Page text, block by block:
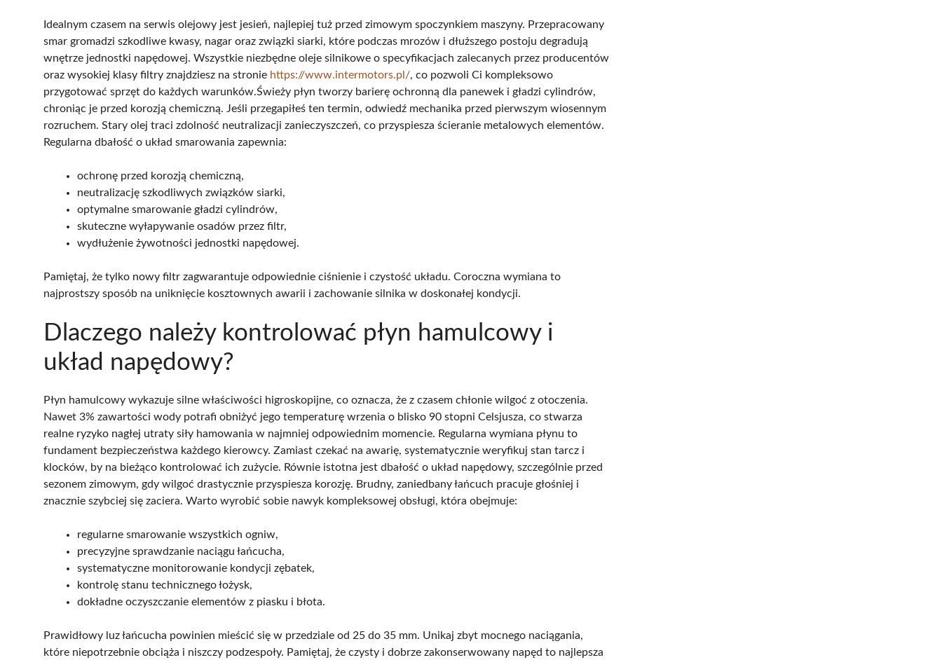
Idealnym czasem na serwis olejowy jest jesień, najlepiej tuż przed zimowym spoczynkiem maszyny. Przepracowany
smar gromadzi szkodliwe kwasy, nagar oraz związki siarki, które podczas mrozów i dłuższego postoju degradują
wnętrze jednostki napędowej. Wszystkie niezbędne oleje silnikowe o specyfikacjach zalecanych przez producentów
oraz wysokiej klasy filtry znajdziesz na stronie https://www.intermotors.pl/, co pozwoli Ci kompleksowo
przygotować sprzęt do każdych warunków.Świeży płyn tworzy barierę ochronną dla panewek i gładzi cylindrów,
chroniąc je przed korozją chemiczną. Jeśli przegapiłeś ten termin, odwiedź mechanika przed pierwszym wiosennym
rozruchem. Stary olej traci zdolność neutralizacji zanieczyszczeń, co przyspiesza ścieranie metalowych elementów.
Regularna dbałość o układ smarowania zapewnia:
ochronę przed korozją chemiczną,
neutralizację szkodliwych związków siarki,
optymalne smarowanie gładzi cylindrów,
skuteczne wyłapywanie osadów przez filtr,
wydłużenie żywotności jednostki napędowej.
Pamiętaj, że tylko nowy filtr zagwarantuje odpowiednie ciśnienie i czystość układu. Coroczna wymiana to
najprostszy sposób na uniknięcie kosztownych awarii i zachowanie silnika w doskonałej kondycji.
Dlaczego należy kontrolować płyn hamulcowy i
układ napędowy?
Płyn hamulcowy wykazuje silne właściwości higroskopijne, co oznacza, że z czasem chłonie wilgoć z otoczenia.
Nawet 3% zawartości wody potrafi obniżyć jego temperaturę wrzenia o blisko 90 stopni Celsjusza, co stwarza
realne ryzyko nagłej utraty siły hamowania w najmniej odpowiednim momencie. Regularna wymiana płynu to
fundament bezpieczeństwa każdego kierowcy. Zamiast czekać na awarię, systematycznie weryfikuj stan tarcz i
klocków, by na bieżąco kontrolować ich zużycie. Równie istotna jest dbałość o układ napędowy, szczególnie przed
sezonem zimowym, gdy wilgoć drastycznie przyspiesza korozję. Brudny, zaniedbany łańcuch pracuje głośniej i
znacznie szybciej się zaciera. Warto wyrobić sobie nawyk kompleksowej obsługi, która obejmuje:
regularne smarowanie wszystkich ogniw,
precyzyjne sprawdzanie naciągu łańcucha,
systematyczne monitorowanie kondycji zębatek,
kontrolę stanu technicznego łożysk,
dokładne oczyszczanie elementów z piasku i błota.
Prawidłowy luz łańcucha powinien mieścić się w przedziale od 25 do 35 mm. Unikaj zbyt mocnego naciągania,
które niepotrzebnie obciąża i niszczy podzespoły. Pamiętaj, że czysty i dobrze zakonserwowany napęd to najlepsza